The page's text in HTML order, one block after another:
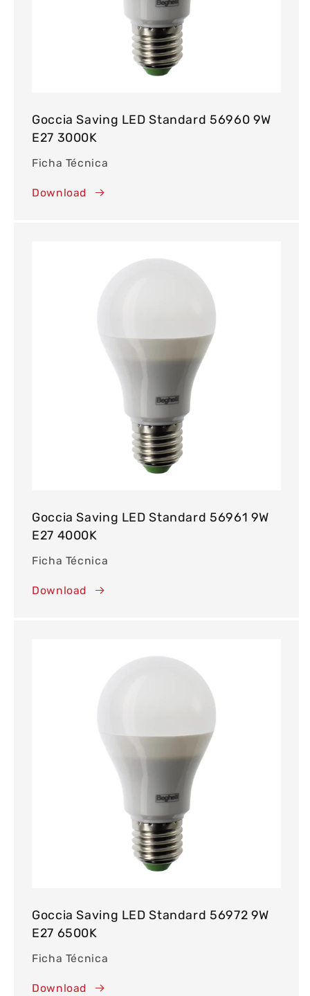
Goccia Saving LED Standard 56960 9W
E27 3000K
Ficha Técnica
Download
Goccia Saving LED Standard 56961 9W
E27 4000K
Ficha Técnica
Download
Goccia Saving LED Standard 56972 9W
E27 6500K
Ficha Técnica
Download